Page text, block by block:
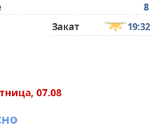
8
Закат 19:32
07.08